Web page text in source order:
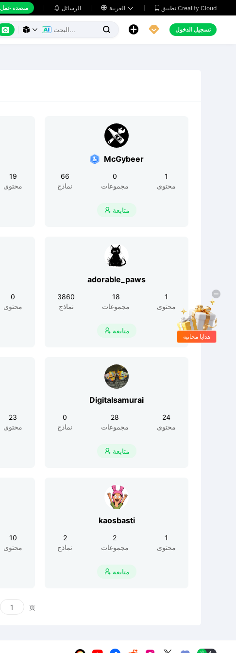
منضدة عمل  الرسائل    تطبيق Creality Cloud
      تسجيل الدخول
19
محتوى
McGybeer
66
نماذج
0
مجموعات
1
محتوى
 متابعة
0
محتوى
adorable_paws
3860
نماذج
18
مجموعات
1
محتوى
 متابعة
23
محتوى
Digitalsamurai
0
نماذج
28
مجموعات
24
محتوى
 متابعة
10
محتوى
kaosbasti
2
نماذج
2
مجموعات
1
محتوى
 متابعة
页
هدايا مجانية